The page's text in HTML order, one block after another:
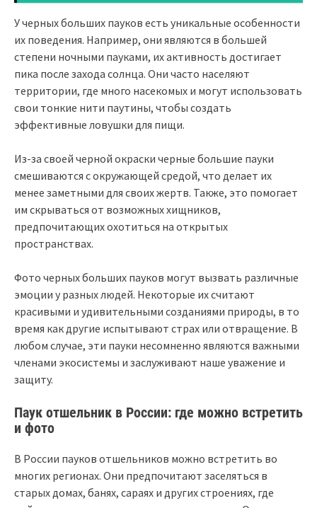
У черных больших пауков есть уникальные особенности
их поведения. Например, они являются в большей
степени ночными пауками, их активность достигает
пика после захода солнца. Они часто населяют
территории, где много насекомых и могут использовать
свои тонкие нити паутины, чтобы создать
эффективные ловушки для пищи.
Из-за своей черной окраски черные большие пауки
смешиваются с окружающей средой, что делает их
менее заметными для своих жертв. Также, это помогает
им скрываться от возможных хищников,
предпочитающих охотиться на открытых
пространствах.
Фото черных больших пауков могут вызвать различные
эмоции у разных людей. Некоторые их считают
красивыми и удивительными созданиями природы, в то
время как другие испытывают страх или отвращение. В
любом случае, эти пауки несомненно являются важными
членами экосистемы и заслуживают наше уважение и
защиту.
Паук отшельник в России: где можно встретить
и фото
В России пауков отшельников можно встретить во
многих регионах. Они предпочитают заселяться в
старых домах, банях, сараях и других строениях, где